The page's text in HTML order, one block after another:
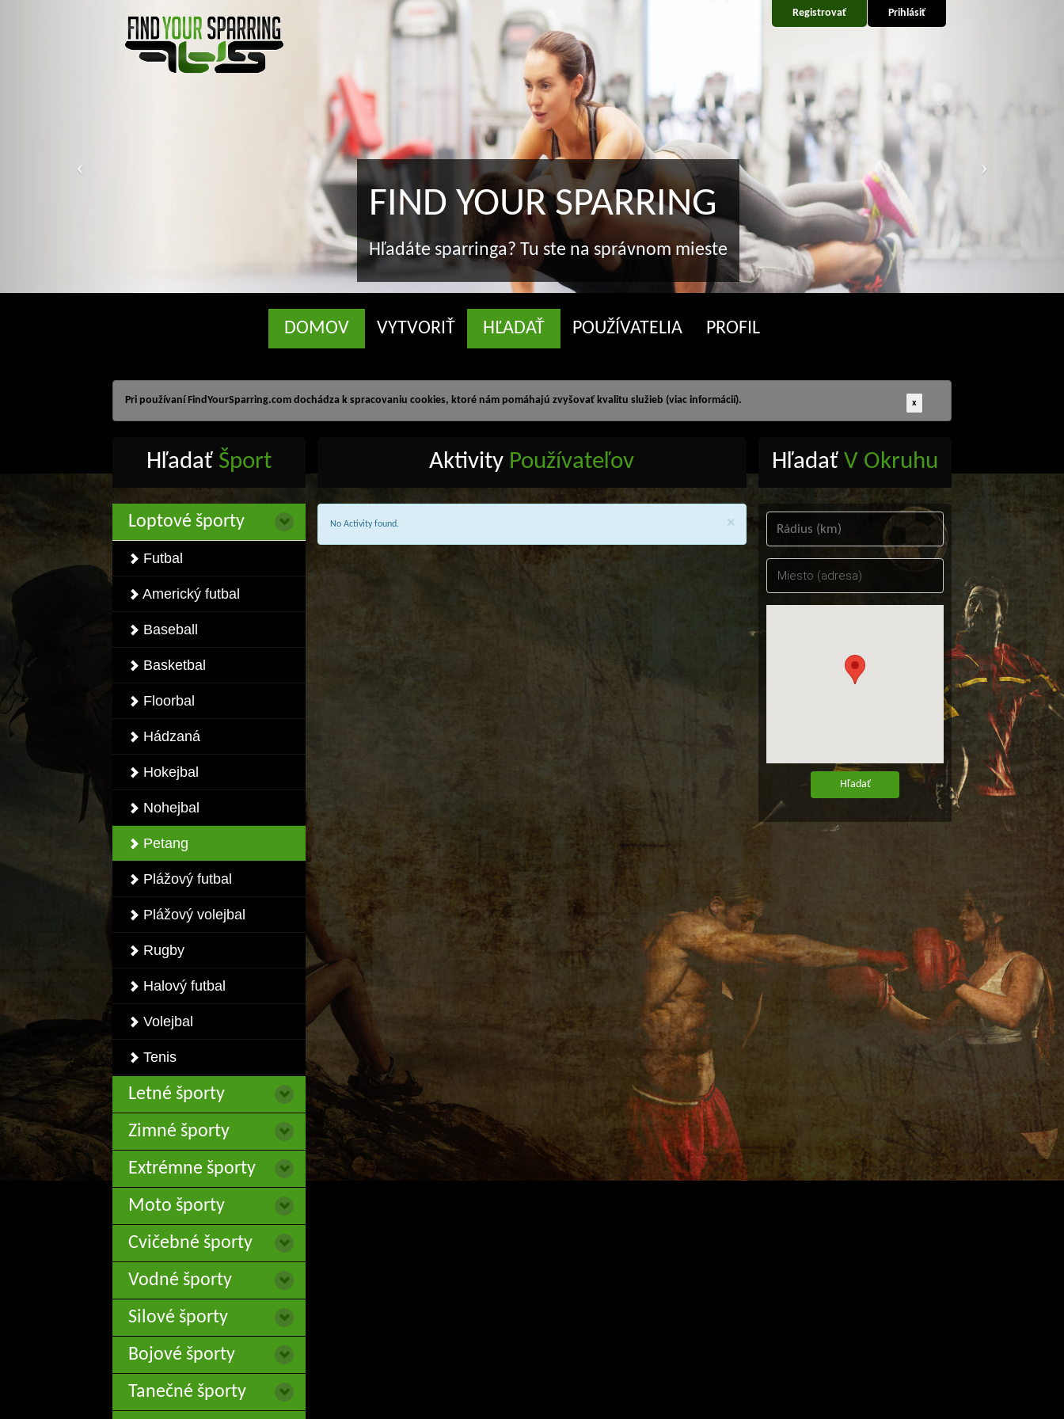
Prihlásiť
Registrovať
FIND YOUR SPARRING
Hľadáte sparringa? Tu ste na správnom mieste
DOMOV VYTVORIŤ HĽADAŤ POUŽÍVATELIA PROFIL
x
Pri používaní FindYourSparring.com dochádza k spracovaniu cookies, ktoré nám pomáhajú zvyšovať kvalitu služieb (viac informácií).
Hľadať Šport
Loptové športy
Futbal
Americký futbal
Baseball
Basketbal
Floorbal
Hádzaná
Hokejbal
Nohejbal
Petang
Plážový futbal
Plážový volejbal
Rugby
Halový futbal
Volejbal
Tenis
Letné športy
Zimné športy
Extrémne športy
Moto športy
Cvičebné športy
Vodné športy
Silové športy
Bojové športy
Tanečné športy
Aktivity Používateľov
×
No Activity found.
HľadaťV Okruhu